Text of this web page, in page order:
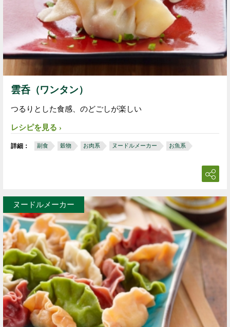
雲呑（ワンタン）
つるりとした食感、のどごしが楽しい
レシピを見る
詳細： 副食 穀物 お肉系 ヌードルメーカー お魚系
ヌードルメーカー